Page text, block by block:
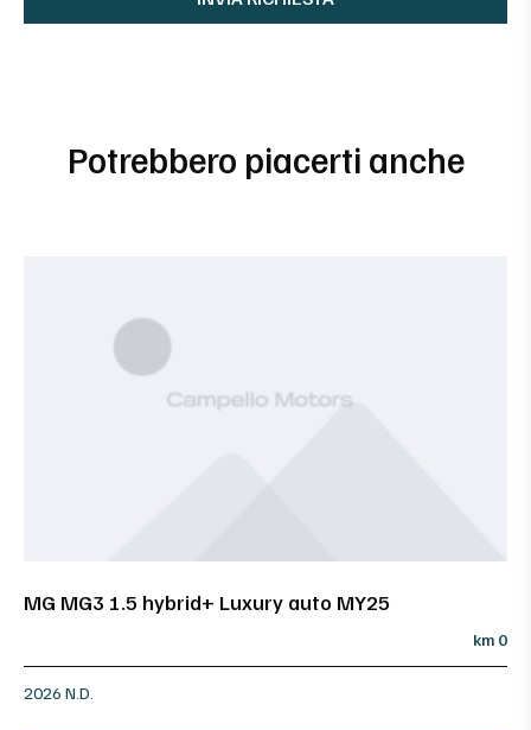
Potrebbero piacerti anche
MG MG3 1.5 hybrid+ Luxury auto MY25
km 0
2026 N.D.